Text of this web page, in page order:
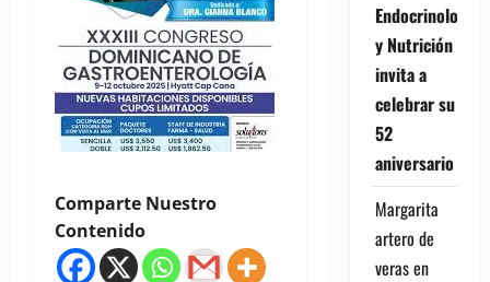
Comparte Nuestro
Contenido
Endocrinología
y Nutrición
invita a
celebrar su
52
aniversario
Margarita
artero de
verasen